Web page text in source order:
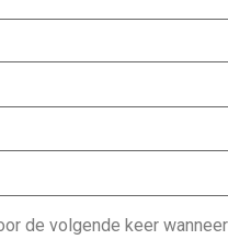
de volgende keer